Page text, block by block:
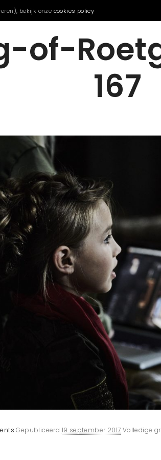
of-
167
Gepubliceerd 19 september 2017 Volledige
bekijk onze cookies policy